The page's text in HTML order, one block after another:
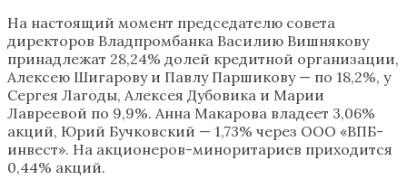
На настоящий момент председателю совета
директоров Владпромбанка Василию Вишнякову
принадлежат 28,24% долей кредитной организации,
Алексею Шигарову и Павлу Паршикову — по 18,2%, у
Сергея Лагоды, Алексея Дубовика и Марии
Лавреевой по 9,9%. Анна Макарова владеет 3,06%
акций, Юрий Бучковский — 1,73% через ООО «ВПБ-
инвест». На акционеров-миноритариев приходится
0,44% акций.